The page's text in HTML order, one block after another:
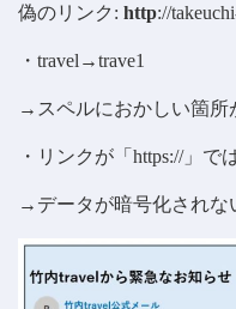
偽のリンク: http://
・travel→trave1
→スペルにおかしい箇所
・リンクが「https://」で
→データが暗号化されな